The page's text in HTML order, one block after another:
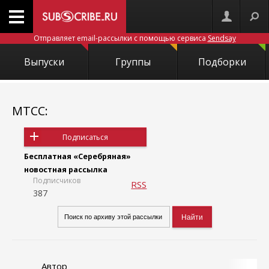
Отправляет email-рассылки с помощью сервиса Sendsay
Выпуски Группы Подборки
МТСС:
Подписаться
Бесплатная «Серебряная»
новостная рассылка
Подписчиков
387
RSS
Автор